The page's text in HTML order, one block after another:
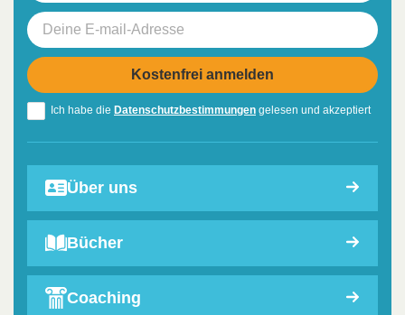
Ich habe die Datenschutzbestimmungen gelesen und akzeptiert
Über uns
Bücher
Coaching